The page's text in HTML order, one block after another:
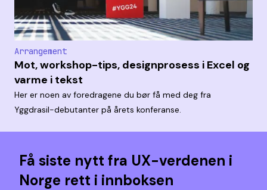
Arrangement
Mot, workshop-tips, designprosess i Excel og
varme i tekst
Her er noen av foredragene du bør få med deg fra
Yggdrasil-debutanter på årets konferanse.
Få siste nytt fra UX-verdenen i
Norge rett i innboksen